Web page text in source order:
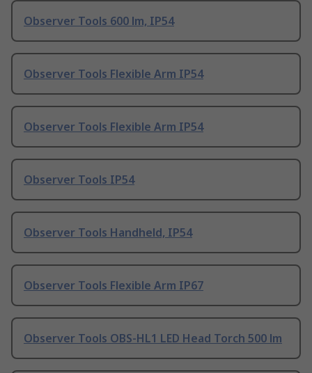
Observer Tools 600 lm, IP54
Observer Tools Flexible Arm IP54
Observer Tools Flexible Arm IP54
Observer Tools IP54
Observer Tools Handheld, IP54
Observer Tools Flexible Arm IP67
Observer Tools OBS-HL1 LED Head Torch 500 lm